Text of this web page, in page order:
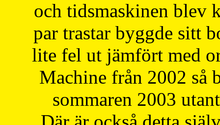
och tidsmaskinen blev
par trastar byggde sitt
lite fel ut jämfört med
Machine från 2002 så
sommaren 2003